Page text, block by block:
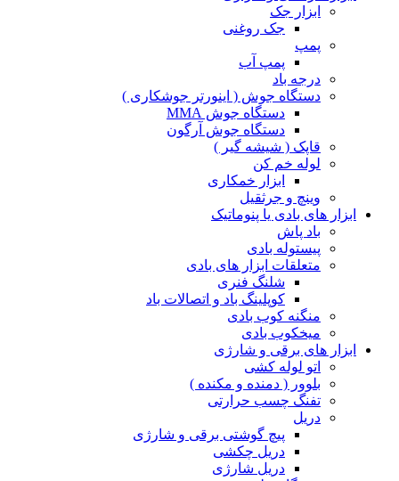
ابزار جک
جک روغنی
پمپ
پمپ آب
درجه باد
دستگاه جوش ( اینورتر جوشکاری )
دستگاه جوش MMA
دستگاه جوش آرگون
قاپک ( شیشه گیر )
لوله خم کن
ابزار خمکاری
وینچ و جرثقیل
ابزار های بادی یا پنوماتیک
باد پاش
پیستوله بادی
متعلقات ابزار های بادی
شلنگ فنری
کوپلینگ باد و اتصالات باد
منگنه کوب بادی
میخکوب بادی
ابزار های برقی و شارژی
اتو لوله کشی
بلوور ( دمنده و مکنده )
تفنگ چسب حرارتی
دریل
پیچ گوشتی برقی و شارژی
دریل چکشی
دریل شارژی